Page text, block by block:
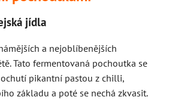
jídla
a nejoblíbenějších
Tato fermentovaná pochoutka se
pikantní pastou z chilli,
základu a poté se nechá zkvasit.